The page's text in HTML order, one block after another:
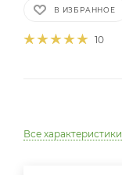
В ИЗБРАННОЕ
10
Все характеристики